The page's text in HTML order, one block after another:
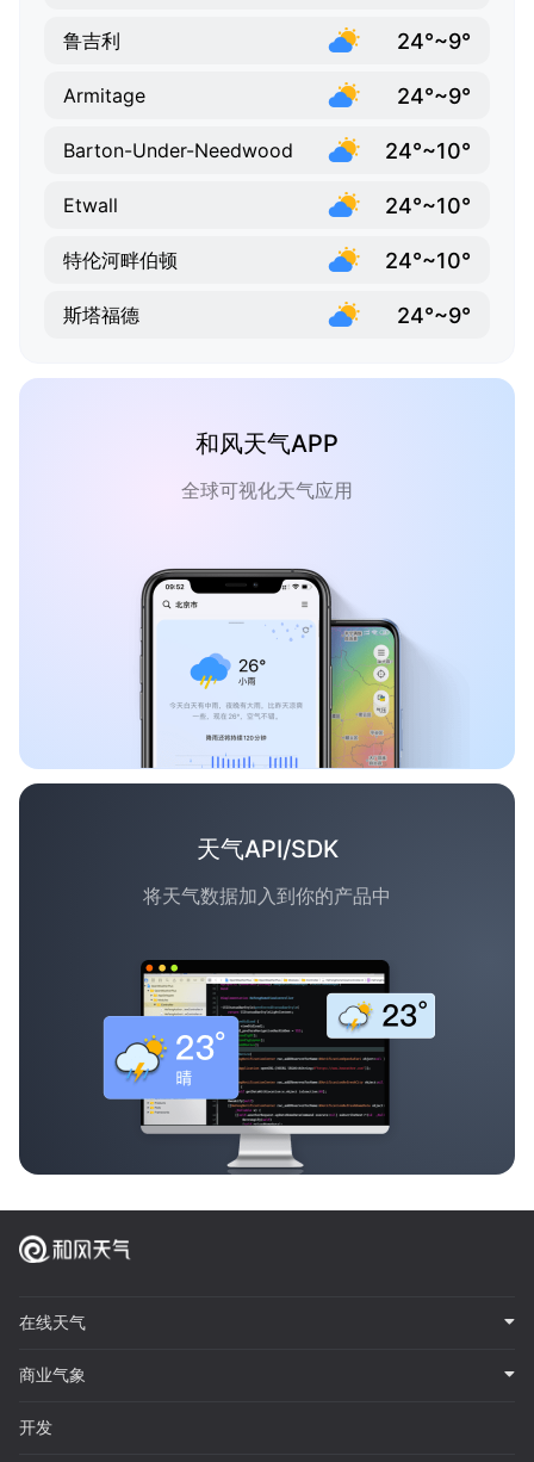
鲁吉利 24°~9°
Armitage 24°~9°
Barton-Under-Needwood 24°~10°
Etwall 24°~10°
特伦河畔伯顿 24°~10°
斯塔福德 24°~9°
和风天气APP
全球可视化天气应用
天气API/SDK
将天气数据加入到你的产品中
在线天气
商业气象
开发